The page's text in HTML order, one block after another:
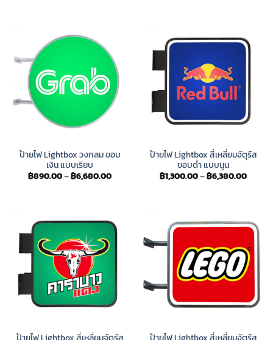
ป้ายไฟ Lightbox วงกลม ขอบ
เงิน แบบเรียบ
฿890.00–฿6,680.00Price
ป้ายไฟ Lightbox สี่เหลี่ยมจัตุรัส
ขอบดำ แบบนูน
฿1,300.00–฿6,380.00Price
ป้ายไฟ Lightbox สี่เหลี่ยมจัตุรัส
ป้ายไฟ Lightbox สี่เหลี่ยมจัตุรัส